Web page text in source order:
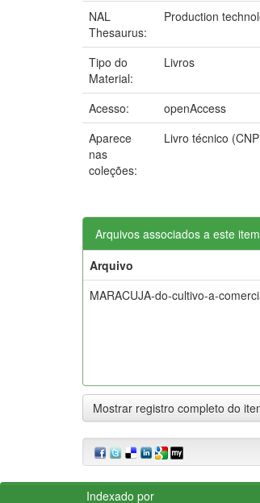
NAL
Thesaurus:
Production
Tipo do
Material:
Livros
Acesso:
openAccess
Aparece
nas
coleções:
Livro técnico
Arquivos associados a este
Arquivo
MARACUJA-do-cultivo-a-
Mostrar registro completo do
Indexado por